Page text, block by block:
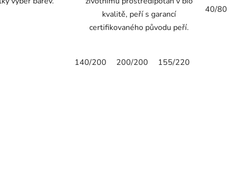
kvalitě, peří s garancí
certifikovaného původu peří.
140/200 200/200 155/220
40/80